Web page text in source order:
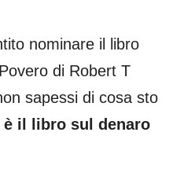
nominare il libro
di Robert T
sapessi di cosa sto
è il libro sul denaro